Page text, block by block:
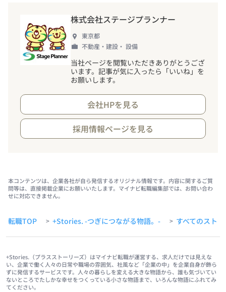
株式会社ステージプランナー
東京都
不動産・建設・ 設備
当社ページを閲覧いただきありがとうござ
います。記事が気に入ったら「いいね」を
お願いします。
会社HPを見る
採用情報ページを見る
本コンテンツは、企業各社が自ら発信するオリジナル情報です。内容に関するご質
問等は、直接掲載企業にお願いいたします。マイナビ転職編集部では、お問い合わ
せに対応できません。
転職TOP > +Stories. -つぎにつながる物語。- > すべてのスト
+Stories.（プラスストーリーズ）はマイナビ転職が運営する、求人だけでは見えな
い、企業で働く人々の日常や職場の雰囲気、社風など「企業の中」を企業自身が飾ら
ずに発信するサービスです。人々の暮らしを変える大きな物語から、誰も気づいてい
ないところでたしかな幸せをつくっている小さな物語まで、いろんな物語にふれてみ
てください。